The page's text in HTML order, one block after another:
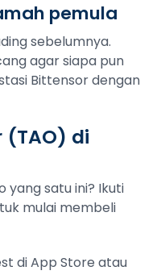
pemula
sebelumnya.
agar siapa pun
Bittensor dengan
(TAO) di
satu ini? Ikuti
mulai membeli
di App Store atau